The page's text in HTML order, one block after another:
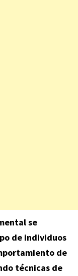
se
de individuos
de
técnicas de